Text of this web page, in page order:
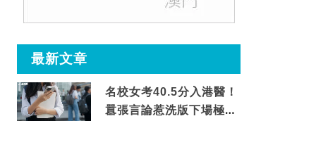
最新文章
名校女考40.5分入港醫！
囂張言論惹洗版下場極震